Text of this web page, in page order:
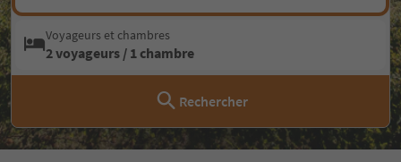
Voyageurs et chambres
2 voyageurs / 1 chambre
Rechercher